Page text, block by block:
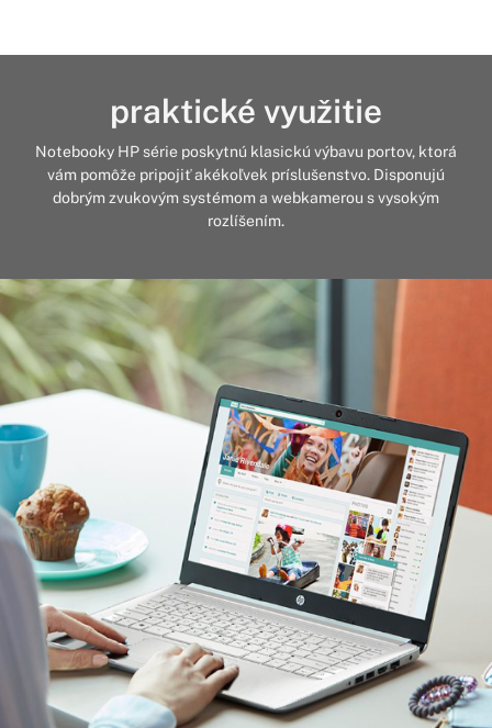
praktické využitie
Notebooky HP série poskytnú klasickú výbavu portov, ktorá
vám pomôže pripojiť akékoľvek príslušenstvo. Disponujú
dobrým zvukovým systémom a webkamerou s vysokým
rozlíšením.